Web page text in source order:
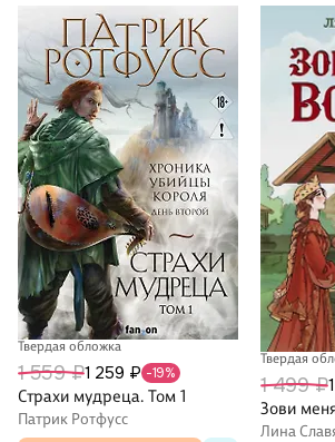
Твердая обложка
1 559 ₽1 259 ₽ -19%
Страхи мудреца. Том 1
Патрик Ротфусс
Твердая
1 499 ₽
Зови
Лина